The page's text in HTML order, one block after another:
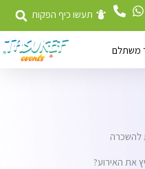
תעשו כיף הפקות
להשכרה
את האירוע?